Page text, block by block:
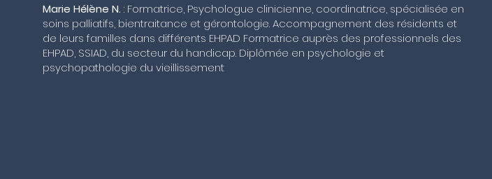
Marie Hélène N. : Formatrice, Psychologue clinicienne, coordinatrice, spécialisée en
soins palliatifs, bientraitance et gérontologie. Accompagnement des résidents et
de leurs familles dans différents EHPAD Formatrice auprès des professionnels des
EHPAD, SSIAD, du secteur du handicap. Diplômée en psychologie et
psychopathologie du vieillissement